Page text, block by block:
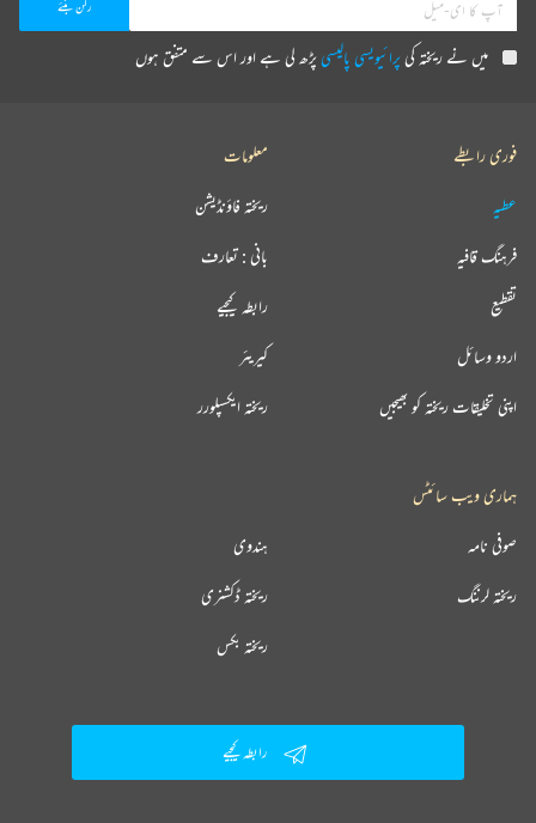
میں نے ریختہ کیپرائیویسی پالیسیپڑھ لی ہے اور اس سے متفق ہوں
فوری رابطے
عطیہ
فرہنگ قافیہ
تقطیع
اردو وسائل
اپنی تخلیقات ریختہ کو بھیجیں
معلومات
ریختہ فاؤنڈیشن
بانی : تعارف
رابطہ کیجیے
کیریئر
ریختہ ایکسپلورر
ہماری ویب سائٹس
ہندوی صوفی نامہ
ریختہ ڈکشنری ریختہ لرننگ
ریختہ بکس
رابطہ کیجیے